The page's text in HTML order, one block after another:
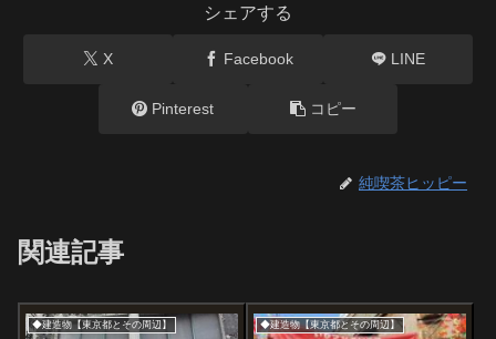
シェアする
X Facebook LINE
Pinterest コピー
純喫茶ヒッピー
関連記事
◆建造物【東京都とその周辺】 ◆建造物【東京都とその周辺】